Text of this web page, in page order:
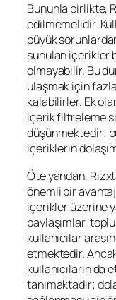
Bununla birlikte,
edilmemelidir.
büyük
sunulan içerikler
olmayabilir. Bu
ulaşmak için
kalabilirler. Ek
içerik filtreleme
düşünmektedir;
içeriklerin
Öte yandan,
önemli bir avantaj
içerikler üzerine
paylaşımlar,
kullanıcılar
etmektedir.
kullanıcıların
tanımaktadır;